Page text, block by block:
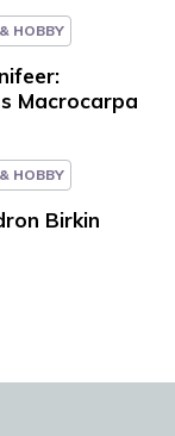
HOBBY
Macrocarpa
HOBBY
Birkin